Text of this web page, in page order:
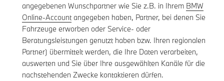
angegebenen Wunschpartner wie Sie z.B. in Ihrem BMW
Online-Accountangegeben haben, Partner, bei denen Sie
Fahrzeuge erworben oder Service- oder
Beratungsleistungen genutzt haben bzw. Ihren regionalen
Partner) übermittelt werden, die Ihre Daten verarbeiten,
auswerten und Sie über Ihre ausgewählten Kanäle für die
nachstehenden Zwecke kontaktieren dürfen.